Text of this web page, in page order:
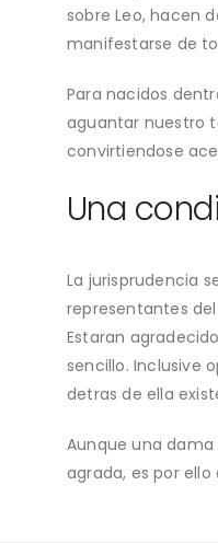
sobre Leo, hacen
manifestarse de
Para nacidos
aguantar nuestro
convirtiendose
Una
La jurisprudencia
representantes
Estaran
sencillo. Inclusive
detras de ella
Aunque una
agrada, es por